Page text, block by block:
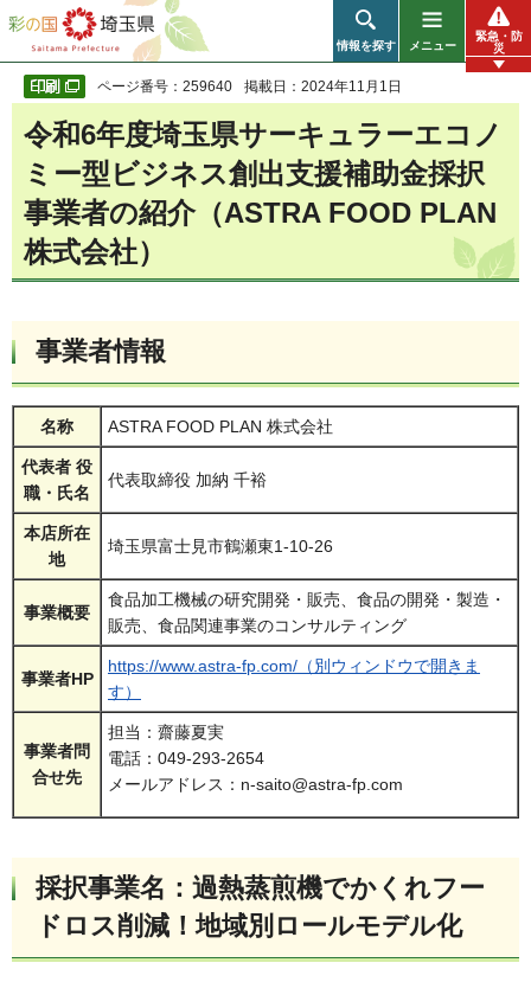
彩の国 埼玉県
情報を探す メニュー
緊急・防
災
ページ番号：259640 掲載日：2024年11月1日
令和6年度埼玉県サーキュラーエコノ
ミー型ビジネス創出支援補助金採択
事業者の紹介（ASTRA FOOD PLAN
株式会社）
事業者情報
名称 ASTRA FOOD PLAN 株式会社
代表者 役
職・氏名
代表取締役 加納 千裕
本店所在
地
埼玉県富士見市鶴瀬東1-10-26
事業概要
食品加工機械の研究開発・販売、食品の開発・製造・
販売、食品関連事業のコンサルティング
事業者HP
https://www.astra-fp.com/（別ウィンドウで開きま
す）
事業者問
合せ先
担当：齋藤夏実
電話：049-293-2654
メールアドレス：n-saito@astra-fp.com
採択事業名：過熱蒸煎機でかくれフー
ドロス削減！地域別ロールモデル化